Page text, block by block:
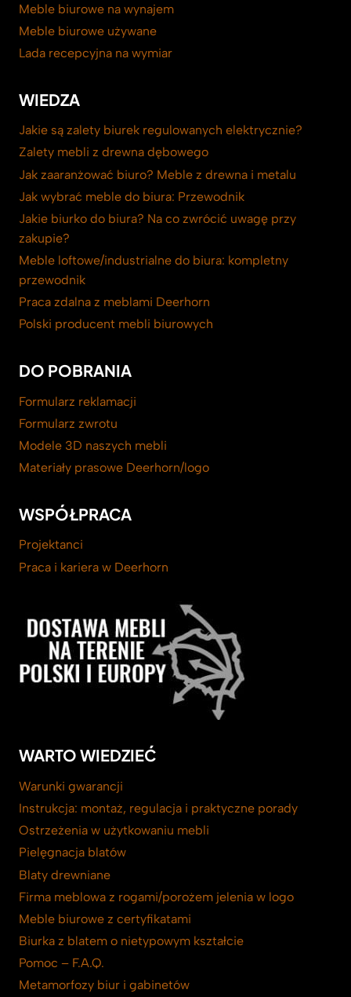
Meble biurowe na wynajem
Meble biurowe używane
Lada recepcyjna na wymiar
WIEDZA
Jakie są zalety biurek regulowanych elektrycznie?
Zalety mebli z drewna dębowego
Jak zaaranżować biuro? Meble z drewna i metalu
Jak wybrać meble do biura: Przewodnik
Jakie biurko do biura? Na co zwrócić uwagę przy
zakupie?
Meble loftowe/industrialne do biura: kompletny
przewodnik
Praca zdalna z meblami Deerhorn
Polski producent mebli biurowych
DO POBRANIA
Formularz reklamacji
Formularz zwrotu
Modele 3D naszych mebli
Materiały prasowe Deerhorn/logo
WSPÓŁPRACA
Projektanci
Praca i kariera w Deerhorn
WARTO WIEDZIEĆ
Warunki gwarancji
Instrukcja: montaż, regulacja i praktyczne porady
Ostrzeżenia w użytkowaniu mebli
Pielęgnacja blatów
Blaty drewniane
Firma meblowa z rogami/porożem jelenia w logo
Meble biurowe z certyfikatami
Biurka z blatem o nietypowym kształcie
Pomoc – F.A.Q.
Metamorfozy biur i gabinetów